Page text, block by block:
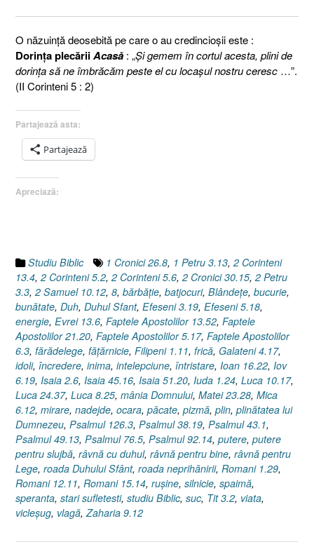
O năzuinţă deosebită pe care o au credincioşii este :
Dorinţa plecăriiAcasă : „Şi gemem în cortul acesta, plini de
dorinţa să ne îmbrăcăm peste el cu locaşul nostru ceresc …”.
(II Corinteni 5 : 2)
Partajează asta:
Partajează
Apreciază:
Studiu Biblic 1 Cronici 26.8, 1 Petru 3.13, 2 Corinteni
13.4, 2 Corinteni 5.2, 2 Corinteni 5.6, 2 Cronici 30.15, 2 Petru
3.3, 2 Samuel 10.12, 8, bărbăţie, batjocuri, Blândeţe, bucurie,
bunătate, Duh, Duhul Sfant, Efeseni 3.19, Efeseni 5.18,
energie, Evrei 13.6, Faptele Apostolilor 13.52, Faptele
Apostolilor 21.20, Faptele Apostolilor 5.17, Faptele Apostolilor
6.3, fărădelege, făţărnicie, Filipeni 1.11, frică, Galateni 4.17,
idoli, încredere, inima, intelepciune, întristare, Ioan 16.22, Iov
6.19, Isaia 2.6, Isaia 45.16, Isaia 51.20, Iuda 1.24, Luca 10.17,
Luca 24.37, Luca 8.25, mânia Domnului, Matei 23.28, Mica
6.12, mirare, nadejde, ocara, păcate, pizmă, plin, plinătatea lui
Dumnezeu, Psalmul 126.3, Psalmul 38.19, Psalmul 43.1,
Psalmul 49.13, Psalmul 76.5, Psalmul 92.14, putere, putere
pentru slujbă, râvnă cu duhul, râvnă pentru bine, râvnă pentru
Lege, roada Duhului Sfânt, roada neprihănirii, Romani 1.29,
Romani 12.11, Romani 15.14, ruşine, silnicie, spaimă,
speranta, stari sufletesti, studiu Biblic, suc, Tit 3.2, viata,
vicleşug, vlagă, Zaharia 9.12